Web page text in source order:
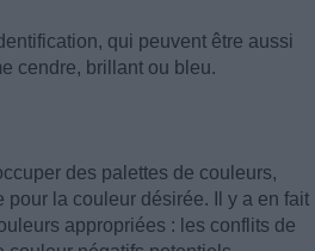
qui peuvent être aussi
cendre, brillant ou bleu.
des palettes de couleurs,
la couleur désirée. Il y a en fait
appropriées : les conflits de